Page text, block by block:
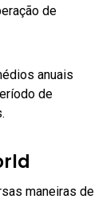
de
anuais
de
maneiras de